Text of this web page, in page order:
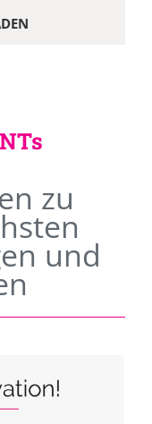
zu
und